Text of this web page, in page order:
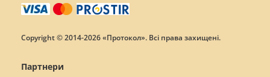
Copyright © 2014-2026 «Протокол». Всі права захищені.
Партнери